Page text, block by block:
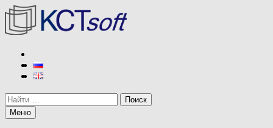
Перейти
содержимому
КСТ софт
Разработчик программы СуперОкна
Поиск
Меню